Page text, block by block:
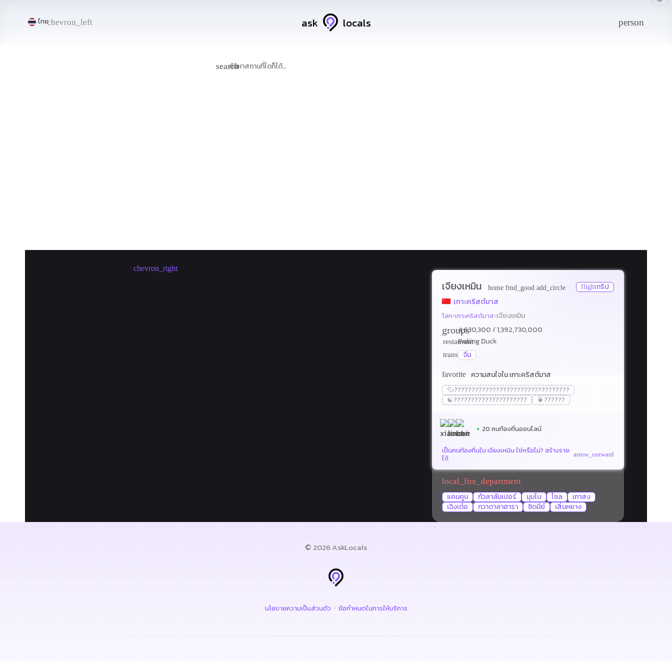
ไทยchevron_left ask locals person
search
chevron_right
เจียงเหมิน home fmd_good add_circle flightทริป
เกาะคริสต์มาส
โลก›เกาะคริสต์มาส›เจียงเหมิน
groups4,630,300/ 1,392,730,000
restaurantPeking Duck
translate
จีน
favorite
ความสนใจใน เกาะคริสต์มาส
🦆?????????????????????????????????
☯️????????????????????? 🍵??????
20 คนท้องถิ่นออนไลน์
เป็นคนท้องถิ่นใน เจียงเหมิน ใช่หรือไม่? สร้างราย
ได้
arrow_outward
local_fire_department
แคนคูน
กัวลาลัมเปอร์ มุมไบ โซล
เกาสง
เฉิงเต๋อ
กวาดาลาฮารา ซิดนีย์ เสิ่นหยาง
© 2026 AskLocals
นโยบายความเป็นส่วนตัว · ข้อกำหนดในการให้บริการ